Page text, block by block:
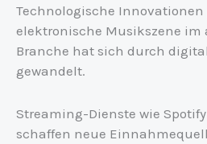
Technologische Innovationen
elektronische Musikszene im
Branche hat sich durch
gewandelt.
Streaming-Dienste wie
schaffen neue